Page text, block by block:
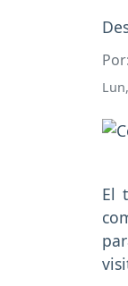
Por:
El